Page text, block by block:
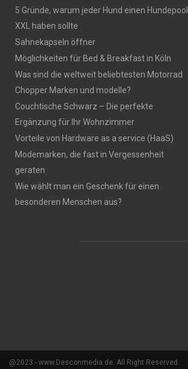
5 Gründe, warum jeder Hund einen Hundepool
XXL haben sollte
Sahnekapseln öffner
Möglichkeiten für Bed & Breakfast in Köln
Was sind die weltweit beliebtesten Motorrad
Chopper Marken und modelle?
Couchtische Schwarz – Die perfekte
Ergänzung für Ihr Wohnzimmer
Vorteile von Hardware as a service (HaaS)
Modemarken, die fast in Vergessenheit
geraten
Wie wählt man ein Geschenk für einen
besonderen Menschen aus?
@2023 - www.Desconmedia.de. All Right Reserved.